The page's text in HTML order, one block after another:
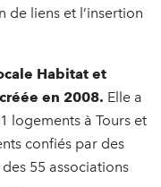
liens et l’insertion
Habitat et
en 2008. Elle a
logements à Tours et
confiés par des
55 associations